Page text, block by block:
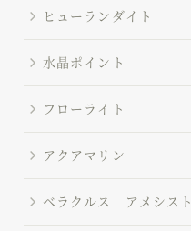
ヒューランダイト
水晶ポイント
フローライト
アクアマリン
ベラクルス アメシスト